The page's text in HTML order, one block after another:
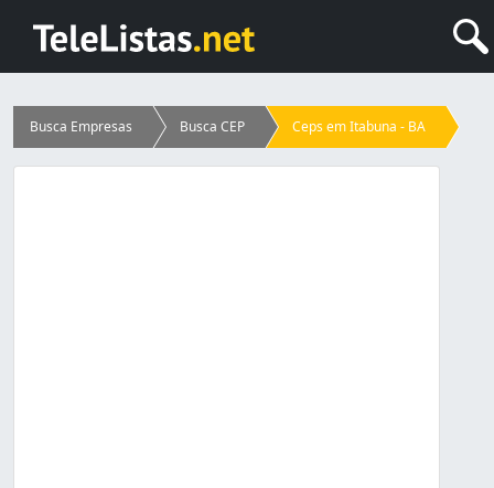
Busca Empresas Busca CEP Ceps em Itabuna - BA